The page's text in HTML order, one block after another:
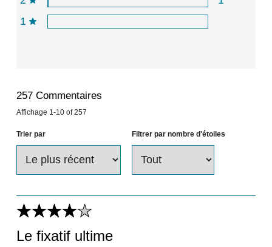
1
257 Commentaires
Affichage 1-10 of257
Trier par Filtrer par nombre d'étoiles
Le fixatif ultime